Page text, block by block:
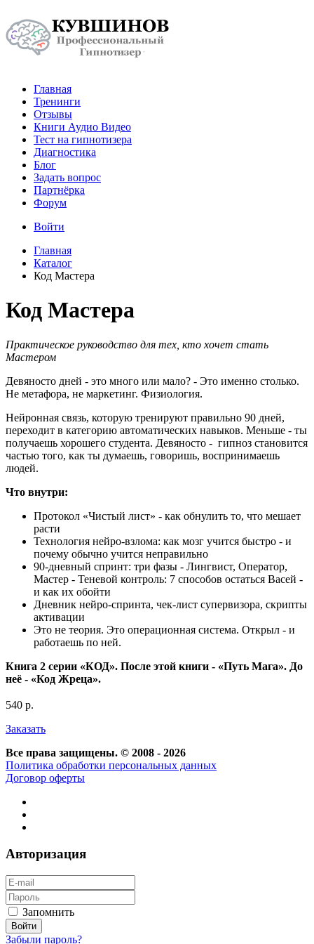
Главная
Тренинги
Отзывы
Книги Аудио Видео
Тест на гипнотизера
Диагностика
Блог
Задать вопрос
Партнёрка
Форум
Войти
Главная
Каталог
Код Мастера
Код Мастера
Практическое руководство для тех, кто хочет стать
Мастером
Девяносто дней - это много или мало? - Это именно столько.
Не метафора, не маркетинг. Физиология.
Нейронная связь, которую тренируют правильно 90 дней,
переходит в категорию автоматических навыков. Меньше - ты
получаешь хорошего студента. Девяносто - гипноз становится
частью того, как ты думаешь, говоришь, воспринимаешь
людей.
Что внутри:
Протокол «Чистый лист» - как обнулить то, что мешает
расти
Технология нейро-взлома: как мозг учится быстро - и
почему обычно учится неправильно
90-дневный спринт: три фазы - Лингвист, Оператор,
Мастер - Теневой контроль: 7 способов остаться Васей -
и как их обойти
Дневник нейро-спринта, чек-лист супервизора, скрипты
активации
Это не теория. Это операционная система. Открыл - и
работаешь по ней.
Книга 2 серии «КОД». После этой книги - «Путь Мага». До
неё - «Код Жреца».
540 р.
Заказать
Все права защищены. © 2008 - 2026
Политика обработки персональных данных
Договор оферты
Авторизация
Запомнить
Забыли пароль?